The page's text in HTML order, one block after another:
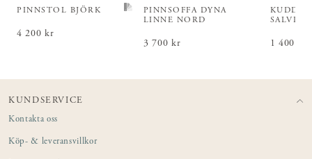
PINNSTOL BJÖRK
Pris:4 200 kr
4 200 kr
PINNSOFFA DYNA
LINNE NORD
Pris:3 700 kr
3 700 kr
SALVIA
Pris:1
1 400 kr
KUNDSERVICE
Kontakta oss
Köp- & leveransvillkor